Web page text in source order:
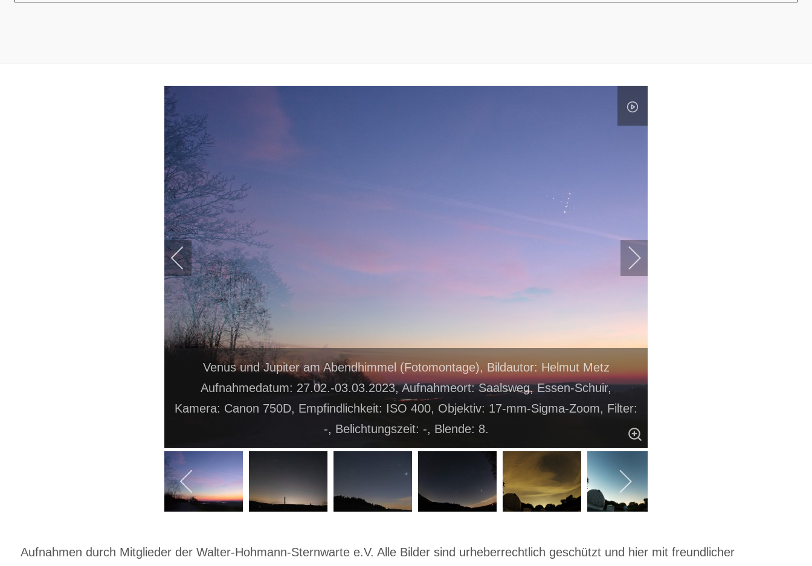
Venus und Jupiter am Abendhimmel (Fotomontage), Bildautor: Helmut Metz
Aufnahmedatum: 27.02.-03.03.2023, Aufnahmeort: Saalsweg, Essen-Schuir,
Kamera: Canon 750D, Empfindlichkeit: ISO 400, Objektiv: 17-mm-Sigma-Zoom, Filter:
-, Belichtungszeit: -, Blende: 8.
Aufnahmen durch Mitglieder der Walter-Hohmann-Sternwarte e.V. Alle Bilder sind urheberrechtlich geschützt und hier mit freundlicher